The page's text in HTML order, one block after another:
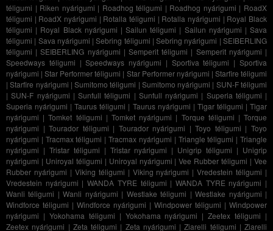
téligumi | Riken nyárigumi | Roadhog téligumi | Roadhog nyárigumi | RoadX
téligumi | RoadX nyárigumi | Rotalla téligumi | Rotalla nyárigumi | Royal Black
téligumi | Royal Black nyárigumi |Sailun téligumi | Sailun nyárigumi |Sava
téligumi | Sava nyárigumi |Sebring téligumi |Sebring nyárigumi |SEIBERLING
téligumi |SEIBERLING nyárigumi |Semperit téligumi | Semperit nyárigumi |
Speedways téligumi |Speedways nyárigumi | Sportiva téligumi |Sportiva
nyárigumi |Star Performer téligumi | Star Performer nyárigumi | Starfire téligumi
|Starfire nyárigumi |Sumitomo téligumi | Sumitomo nyárigumi | SUN-F téligumi
|SUN-F nyárigumi | Sunfull téligumi | Sunfull nyárigumi | Superia téligumi |
Superia nyárigumi |Taurus téligumi | Taurus nyárigumi | Tigar téligumi |Tigar
nyárigumi |Tomket téligumi | Tomket nyárigumi | Torque téligumi |Torque
nyárigumi |Tourador téligumi | Tourador nyárigumi |Toyo téligumi |Toyo
nyárigumi | Tracmax téligumi |Tracmax nyárigumi | Triangle téligumi |Triangle
nyárigumi | Tristar téligumi | Tristar nyárigumi | Unigrip téligumi | Unigrip
nyárigumi | Uniroyal téligumi | Uniroyal nyárigumi |Vee Rubber téligumi |Vee
Rubber nyárigumi | Viking téligumi | Viking nyárigumi |Vredestein téligumi |
Vredestein nyárigumi |WANDA TYRE téligumi | WANDA TYRE nyárigumi |
Wanli téligumi |Wanli nyárigumi | Westlake téligumi |Westlake nyárigumi |
Windforce téligumi | Windforce nyárigumi | Windpower téligumi | Windpower
nyárigumi | Yokohama téligumi | Yokohama nyárigumi |Zeetex téligumi |
Zeetex nyárigumi | Zeta téligumi | Zeta nyárigumi |Ziarelli téligumi | Ziarelli